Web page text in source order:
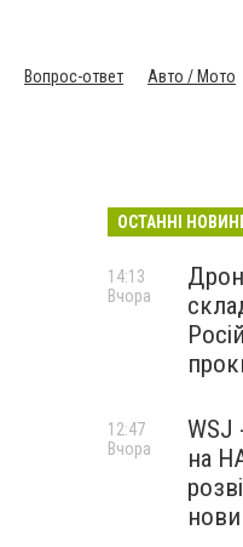
Вопрос-ответ
Авто / Мото
ОСТАННІ
14:13
Вчора
WSJ
на
12:47
Вчора